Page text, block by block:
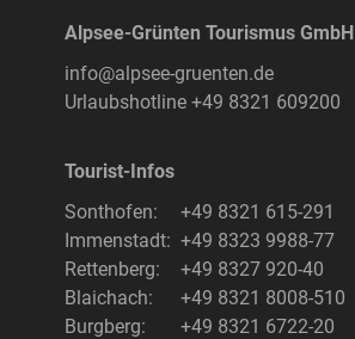
Alpsee-Grünten Tourismus GmbH
info@alpsee-gruenten.de
Urlaubshotline +49 8321 609200
Tourist-Infos
Sonthofen:
+49 8321 615-291
Immenstadt: +49 8323 9988-77
Rettenberg:
+49 8327 920-40
Blaichach:
+49 8321 8008-510
Burgberg:
+49 8321 6722-20